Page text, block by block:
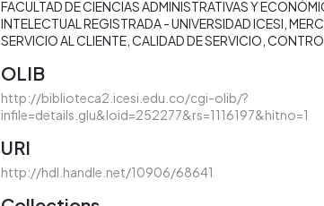
FACULTAD DE CIENCIAS ADMINISTRATIVAS Y
INTELECTUAL REGISTRADA - UNIVERSIDAD ICESI
SERVICIO AL CLIENTE CALIDAD DE SERVICIO
OLIB
http://biblioteca2.icesi.edu.co/cgi-olib/?
infile=details.glu&loid=252277&rs=1116197&hitno=1
URI
http://hdl.handle.net/10906/68641